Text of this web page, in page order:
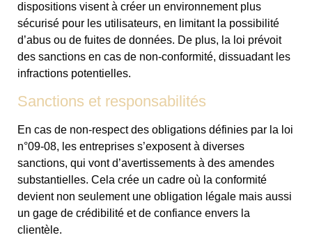
dispositions visent à créer un environnement plus
sécurisé pour les utilisateurs, en limitant la possibilité
d’abus ou de fuites de données. De plus, la loi prévoit
des sanctions en cas de non-conformité, dissuadant les
infractions potentielles.
Sanctions et responsabilités
En cas de non-respect des obligations définies par la loi
n°09-08, les entreprises s’exposent à diverses
sanctions, qui vont d’avertissements à des amendes
substantielles. Cela crée un cadre où la conformité
devient non seulement une obligation légale mais aussi
un gage de crédibilité et de confiance envers la
clientèle.